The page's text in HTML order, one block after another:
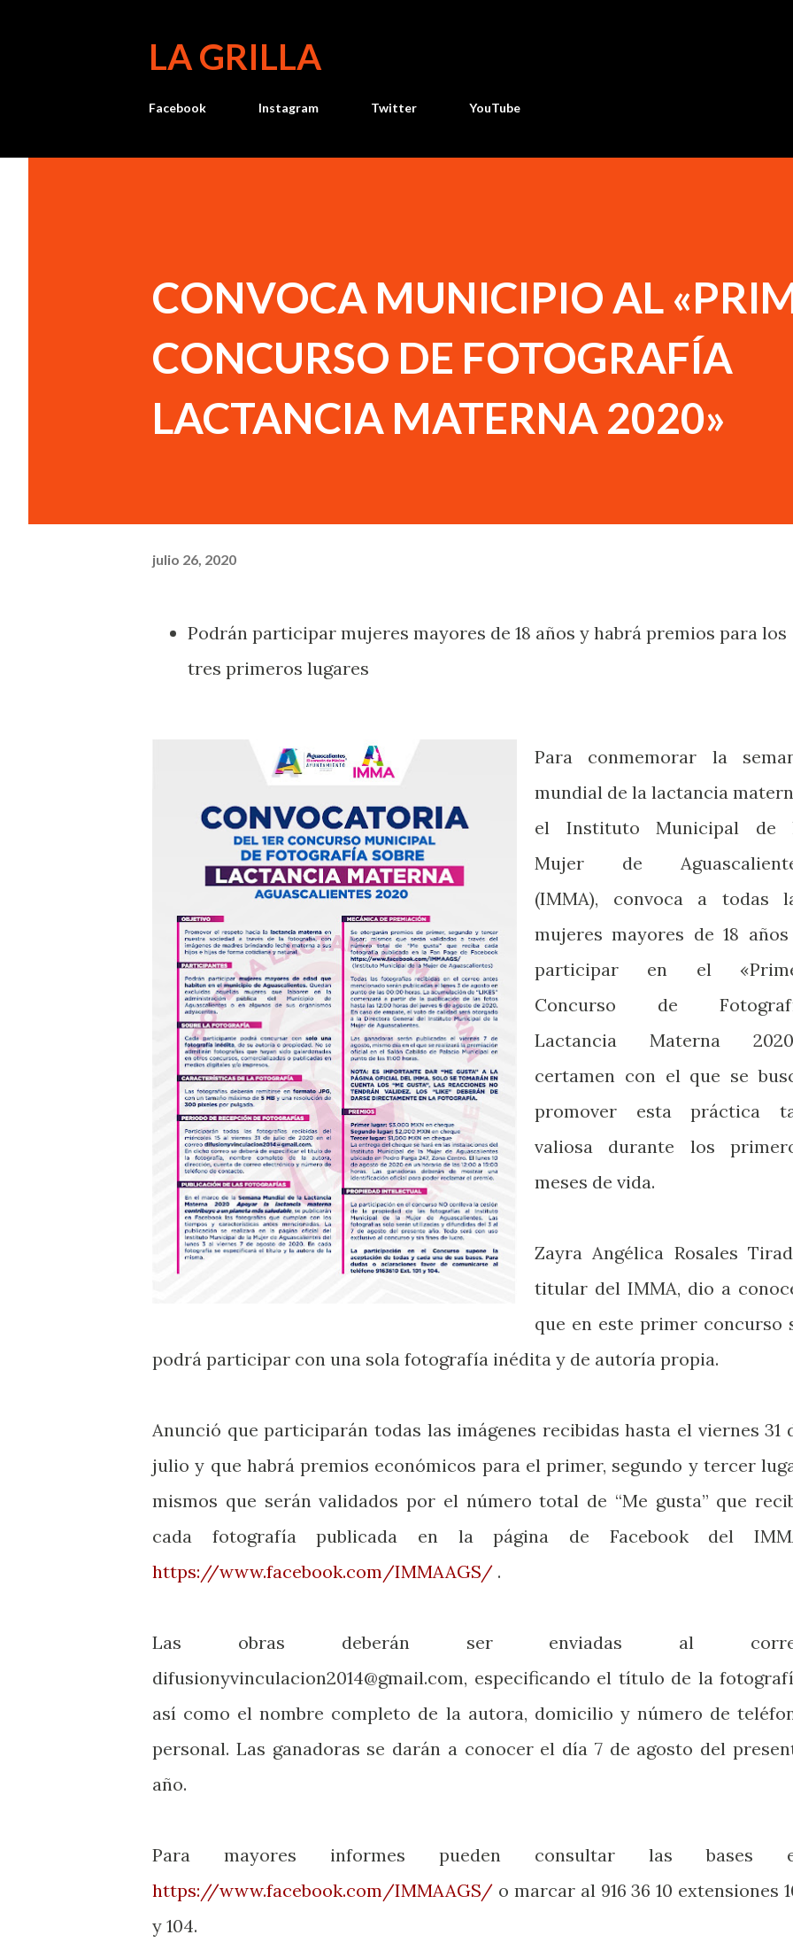
LA GRILLA
Facebook Instagram Twitter YouTube
CONVOCA MUNICIPIO AL
CONCURSO DE FOTOGRAFÍA
LACTANCIA MATERNA 2020»
julio 26, 2020
Podrán participar mujeres mayores de 18 años y habrá premios para los
tres primeros lugares
Para conmemorar la
mundial de la lactancia
el Instituto Municipal de
Mujer de
(IMMA), convoca a todas
mujeres mayores de 18
participar en el
Concurso de
Lactancia Materna
certamen con el que se
promover esta práctica
valiosa durante los
meses de vida.
Zayra Angélica Rosales
titular del IMMA, dio a
que en este primer concurso
podrá participar con una sola fotografía inédita y de autoría propia.
Anunció que participarán todas las imágenes recibidas hasta el viernes 31
julio y que habrá premios económicos para el primer, segundo y tercer
mismos que serán validados por el número total de “Me gusta” que
cada fotografía publicada en la página de Facebook del
https://www.facebook.com/IMMAAGS/ .
Las obras deberán ser enviadas al
difusionyvinculacion2014@gmail.com, especificando el título de la
así como el nombre completo de la autora, domicilio y número de
personal. Las ganadoras se darán a conocer el día 7 de agosto del
año.
Para mayores informes pueden consultar las bases
https://www.facebook.com/IMMAAGS/ o marcar al 916 36 10 extensiones
y 104.